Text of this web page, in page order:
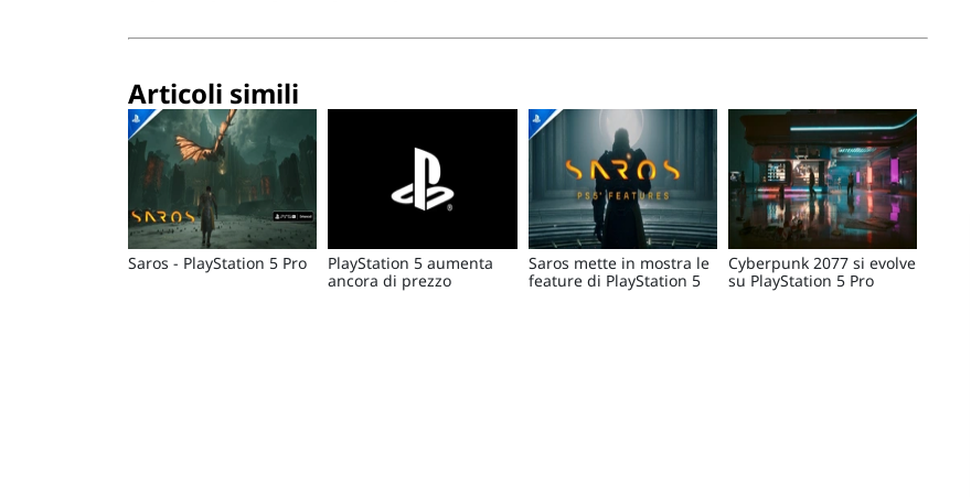
Articoli simili
Saros - PlayStation 5 Pro
PlayStation 5 aumenta
ancora di prezzo
Saros mette in mostra le
feature di PlayStation 5
Cyberpunk 2077 si evolve
su PlayStation 5 Pro